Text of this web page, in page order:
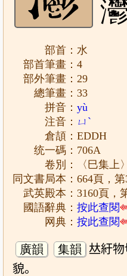
部首：水
部首筆畫：4
部外筆畫：29
總筆畫：33
拼音：yù
注音： ㄩˋ
倉頡：EDDH
统一碼：706A
卷別：〈巳集上〉
同文書局本：664頁，
武英殿本：3160頁
國語辭典：按此查閱
网典：按此查閱
廣韻 集韻
𠀤紆
貌。